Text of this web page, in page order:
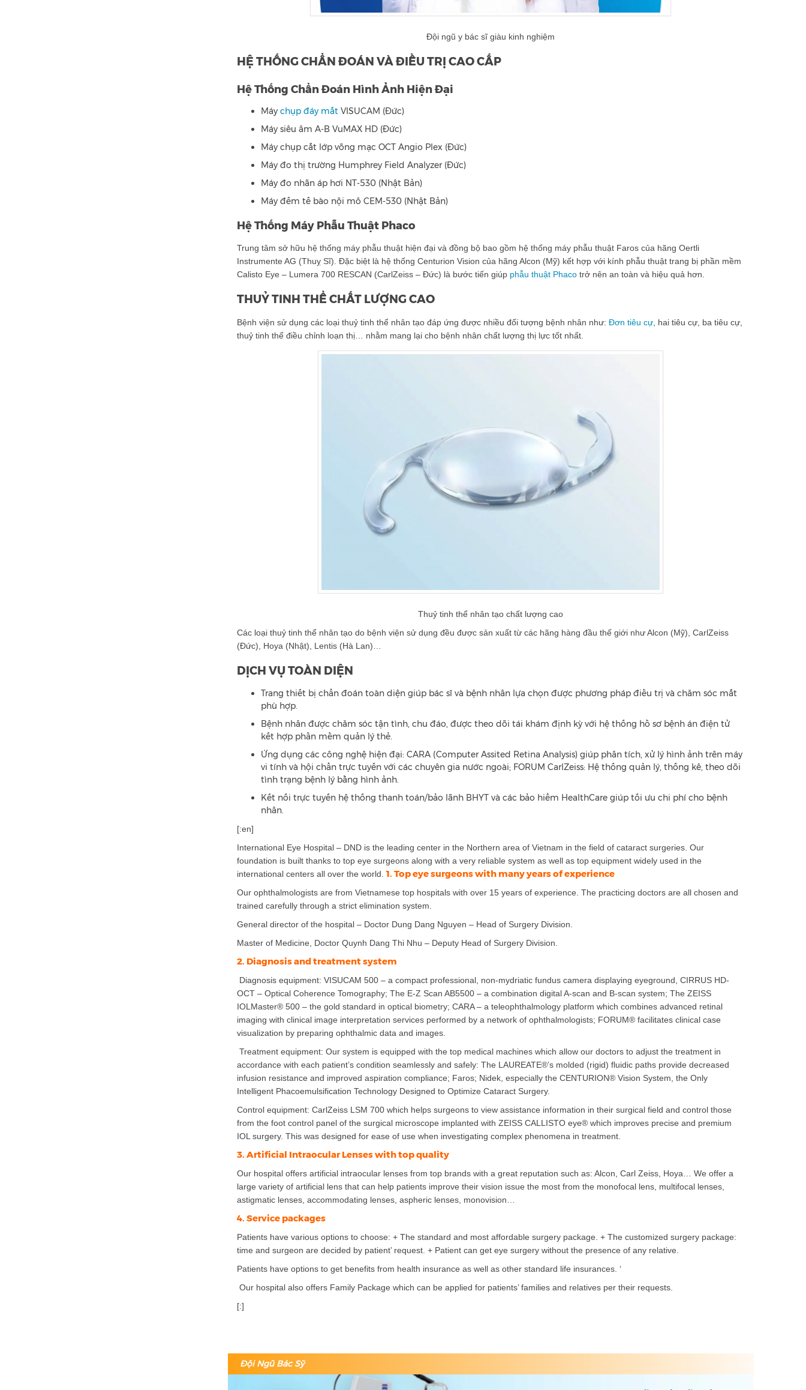
Đội ngũ y bác sĩ giàu kinh nghiệm
HỆ THỐNG CHẨN ĐOÁN VÀ ĐIỀU TRỊ CAO CẤP
Hệ Thống Chẩn Đoán Hình Ảnh Hiện Đại
Máy chụp đáy mắtVISUCAM (Đức)
Máy siêu âm A-B VuMAX HD (Đức)
Máy chụp cắt lớp võng mạc OCT Angio Plex (Đức)
Máy đo thị trường Humphrey Field Analyzer (Đức)
Máy đo nhãn áp hơi NT-530 (Nhật Bản)
Máy đếm tế bào nội mô CEM-530 (Nhật Bản)
Hệ Thống Máy Phẫu Thuật Phaco
Trung tâm sở hữu hệ thống máy phẫu thuật hiện đại và đồng bộ bao gồm hệ thống máy phẫu thuật Faros của hãng Oertli
Instrumente AG (Thuỵ Sĩ). Đặc biệt là hệ thống Centurion Vision của hãng Alcon (Mỹ) kết hợp với kính phẫu thuật trang bị phần mềm
Calisto Eye – Lumera 700 RESCAN (CarlZeiss – Đức) là bước tiến giúp phẫu thuật Phacotrở nên an toàn và hiệu quả hơn.
THUỶ TINH THỂ CHẤT LƯỢNG CAO
Bệnh viện sử dụng các loại thuỷ tinh thể nhân tạo đáp ứng được nhiều đối tượng bệnh nhân như: Đơn tiêu cự, hai tiêu cự, ba tiêu cự,
thuỷ tinh thể điều chỉnh loạn thị… nhằm mang lại cho bệnh nhân chất lượng thị lực tốt nhất.
Thuỷ tinh thể nhân tạo chất lượng cao
Các loại thuỷ tinh thể nhân tạo do bệnh viện sử dụng đều được sản xuất từ các hãng hàng đầu thế giới như Alcon (Mỹ), CarlZeiss
(Đức), Hoya (Nhật), Lentis (Hà Lan)…
DỊCH VỤ TOÀN DIỆN
Trang thiết bị chẩn đoán toàn diện giúp bác sĩ và bệnh nhân lựa chọn được phương pháp điều trị và chăm sóc mắt
phù hợp.
Bệnh nhân được chăm sóc tận tình, chu đáo, được theo dõi tái khám định kỳ với hệ thống hồ sơ bệnh án điện tử
kết hợp phần mềm quản lý thẻ.
Ứng dụng các công nghệ hiện đại: CARA (Computer Assited Retina Analysis) giúp phân tích, xử lý hình ảnh trên máy
vi tính và hội chẩn trực tuyến với các chuyên gia nước ngoài; FORUM CarlZeiss: Hệ thống quản lý, thống kê, theo dõi
tình trạng bệnh lý bằng hình ảnh.
Kết nối trực tuyến hệ thống thanh toán/bảo lãnh BHYT và các bảo hiểm HealthCare giúp tối ưu chi phí cho bệnh
nhân.
[:en]
International Eye Hospital – DND is the leading center in the Northern area of Vietnam in the field of cataract surgeries. Our
foundation is built thanks to top eye surgeons along with a very reliable system as well as top equipment widely used in the
international centers all over the world.1. Top eye surgeons with many years of experience
Our ophthalmologists are from Vietnamese top hospitals with over 15 years of experience. The practicing doctors are all chosen and
trained carefully through a strict elimination system.
General director of the hospital – Doctor Dung Dang Nguyen – Head of Surgery Division.
Master of Medicine, Doctor Quynh Dang Thi Nhu – Deputy Head of Surgery Division.
2. Diagnosis and treatment system
Diagnosis equipment: VISUCAM 500 – a compact professional, non-mydriatic fundus camera displaying eyeground, CIRRUS HD-
OCT – Optical Coherence Tomography; The E-Z Scan AB5500 – a combination digital A-scan and B-scan system; The ZEISS
IOLMaster® 500 – the gold standard in optical biometry; CARA – a teleophthalmology platform which combines advanced retinal
imaging with clinical image interpretation services performed by a network of ophthalmologists; FORUM® facilitates clinical case
visualization by preparing ophthalmic data and images.
Treatment equipment: Our system is equipped with the top medical machines which allow our doctors to adjust the treatment in
accordance with each patient’s condition seamlessly and safely: The LAUREATE®’s molded (rigid) fluidic paths provide decreased
infusion resistance and improved aspiration compliance; Faros; Nidek, especially the CENTURION® Vision System, the Only
Intelligent Phacoemulsification Technology Designed to Optimize Cataract Surgery.
Control equipment: CarlZeiss LSM 700 which helps surgeons to view assistance information in their surgical field and control those
from the foot control panel of the surgical microscope implanted with ZEISS CALLISTO eye® which improves precise and premium
IOL surgery. This was designed for ease of use when investigating complex phenomena in treatment.
3. Artificial Intraocular Lenses with top quality
Our hospital offers artificial intraocular lenses from top brands with a great reputation such as: Alcon, Carl Zeiss, Hoya… We offer a
large variety of artificial lens that can help patients improve their vision issue the most from the monofocal lens, multifocal lenses,
astigmatic lenses, accommodating lenses, aspheric lenses, monovision…
4. Service packages
Patients have various options to choose: + The standard and most affordable surgery package. + The customized surgery package:
time and surgeon are decided by patient’ request. + Patient can get eye surgery without the presence of any relative.
Patients have options to get benefits from health insurance as well as other standard life insurances. ‘
Our hospital also offers Family Package which can be applied for patients’ families and relatives per their requests.
[:]
Đội Ngũ Bác Sỹ